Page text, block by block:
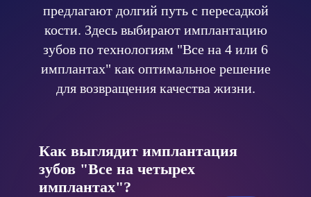
предлагают долгий путь с пересадкой
кости. Здесь выбирают имплантацию
зубов по технологиям "Все на 4 или 6
имплантах" как оптимальное решение
для возвращения качества жизни.
Как выглядит имплантация
зубов "Все на четырех
имплантах"?